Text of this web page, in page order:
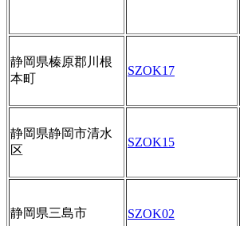
静岡県榛原郡川根
本町
SZOK17
静岡県静岡市清水
区
SZOK15
静岡県三島市 SZOK02